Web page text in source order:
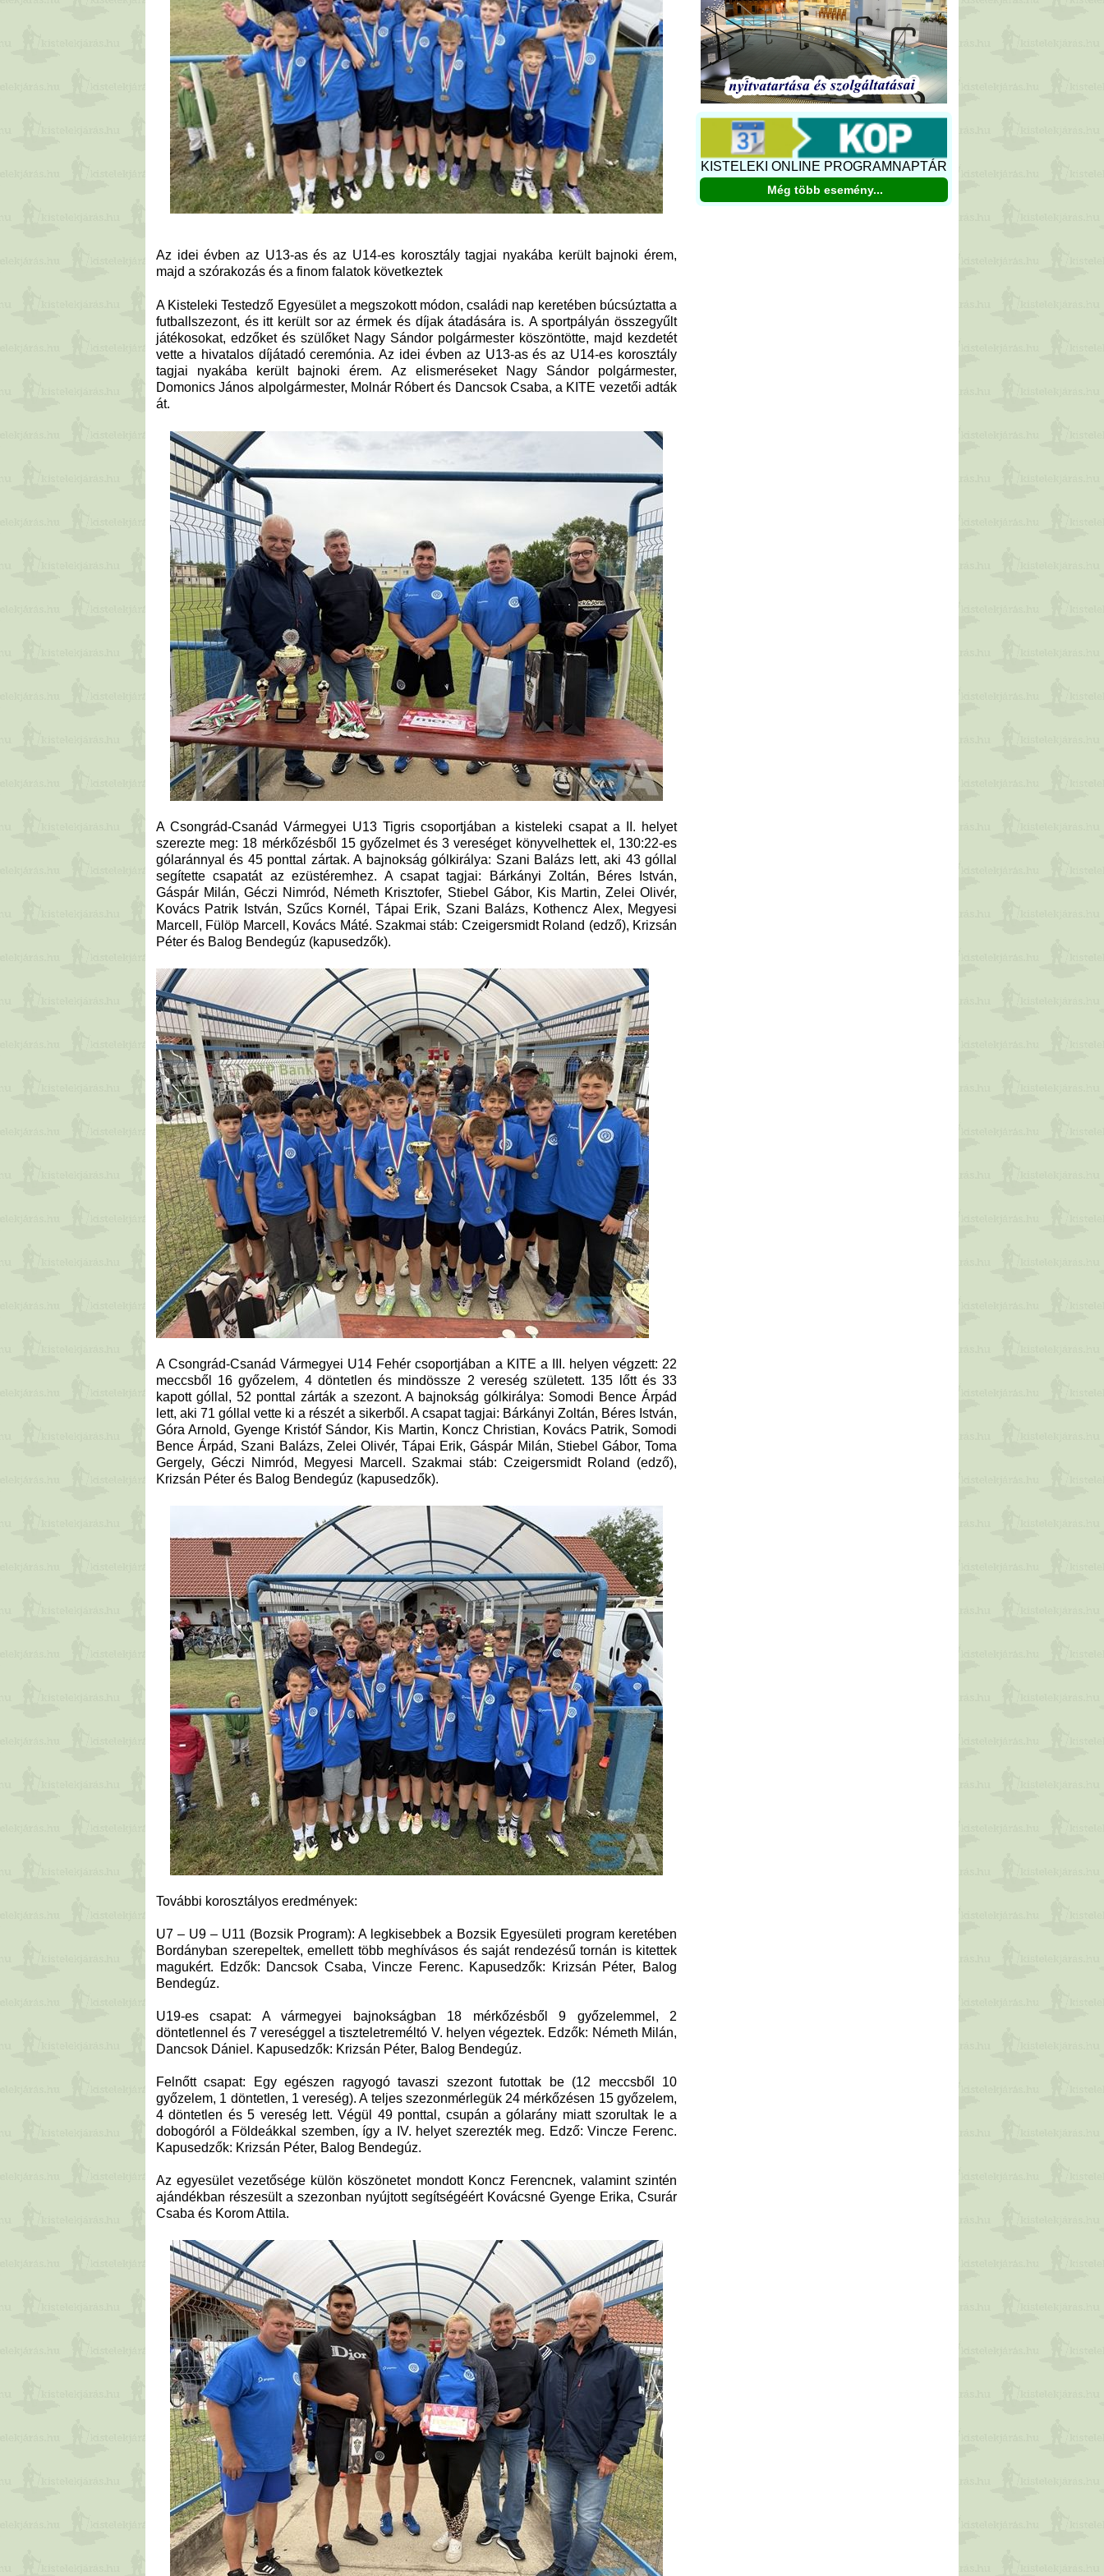
KISTELEKI ONLINE PROGRAMNAPTÁR
Még több esemény...
Az idei évben az U13-as és az U14-es korosztály tagjai nyakába került bajnoki érem,
majd a szórakozás és a finom falatok következtek
A Kisteleki Testedző Egyesület a megszokott módon, családi nap keretében búcsúztatta a
futballszezont, és itt került sor az érmek és díjak átadására is. A sportpályán összegyűlt
játékosokat, edzőket és szülőket Nagy Sándor polgármester köszöntötte, majd kezdetét
vette a hivatalos díjátadó ceremónia. Az idei évben az U13-as és az U14-es korosztály
tagjai nyakába került bajnoki érem. Az elismeréseket Nagy Sándor polgármester,
Domonics János alpolgármester, Molnár Róbert és Dancsok Csaba, a KITE vezetői adták
át.
A Csongrád-Csanád Vármegyei U13 Tigris csoportjában a kisteleki csapat a II. helyet
szerezte meg: 18 mérkőzésből 15 győzelmet és 3 vereséget könyvelhettek el, 130:22-es
gólaránnyal és 45 ponttal zártak. A bajnokság gólkirálya: Szani Balázs lett, aki 43 góllal
segítette csapatát az ezüstéremhez. A csapat tagjai: Bárkányi Zoltán, Béres István,
Gáspár Milán, Géczi Nimród, Németh Krisztofer, Stiebel Gábor, Kis Martin, Zelei Olivér,
Kovács Patrik István, Szűcs Kornél, Tápai Erik, Szani Balázs, Kothencz Alex, Megyesi
Marcell, Fülöp Marcell, Kovács Máté. Szakmai stáb: Czeigersmidt Roland (edző), Krizsán
Péter és Balog Bendegúz (kapusedzők).
A Csongrád-Csanád Vármegyei U14 Fehér csoportjában a KITE a III. helyen végzett: 22
meccsből 16 győzelem, 4 döntetlen és mindössze 2 vereség született. 135 lőtt és 33
kapott góllal, 52 ponttal zárták a szezont. A bajnokság gólkirálya: Somodi Bence Árpád
lett, aki 71 góllal vette ki a részét a sikerből. A csapat tagjai: Bárkányi Zoltán, Béres István,
Góra Arnold, Gyenge Kristóf Sándor, Kis Martin, Koncz Christian, Kovács Patrik, Somodi
Bence Árpád, Szani Balázs, Zelei Olivér, Tápai Erik, Gáspár Milán, Stiebel Gábor, Toma
Gergely, Géczi Nimród, Megyesi Marcell. Szakmai stáb: Czeigersmidt Roland (edző),
Krizsán Péter és Balog Bendegúz (kapusedzők).
További korosztályos eredmények:
U7 – U9 – U11 (Bozsik Program): A legkisebbek a Bozsik Egyesületi program keretében
Bordányban szerepeltek, emellett több meghívásos és saját rendezésű tornán is kitettek
magukért. Edzők: Dancsok Csaba, Vincze Ferenc. Kapusedzők: Krizsán Péter, Balog
Bendegúz.
U19-es csapat: A vármegyei bajnokságban 18 mérkőzésből 9 győzelemmel, 2
döntetlennel és 7 vereséggel a tiszteletreméltó V. helyen végeztek. Edzők: Németh Milán,
Dancsok Dániel. Kapusedzők: Krizsán Péter, Balog Bendegúz.
Felnőtt csapat: Egy egészen ragyogó tavaszi szezont futottak be (12 meccsből 10
győzelem, 1 döntetlen, 1 vereség). A teljes szezonmérlegük 24 mérkőzésen 15 győzelem,
4 döntetlen és 5 vereség lett. Végül 49 ponttal, csupán a gólarány miatt szorultak le a
dobogóról a Földeákkal szemben, így a IV. helyet szerezték meg. Edző: Vincze Ferenc.
Kapusedzők: Krizsán Péter, Balog Bendegúz.
Az egyesület vezetősége külön köszönetet mondott Koncz Ferencnek, valamint szintén
ajándékban részesült a szezonban nyújtott segítségéért Kovácsné Gyenge Erika, Csurár
Csaba és Korom Attila.